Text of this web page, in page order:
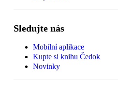
Sledujte nás
Mobilní aplikace
Kupte si knihu Čedok
Novinky